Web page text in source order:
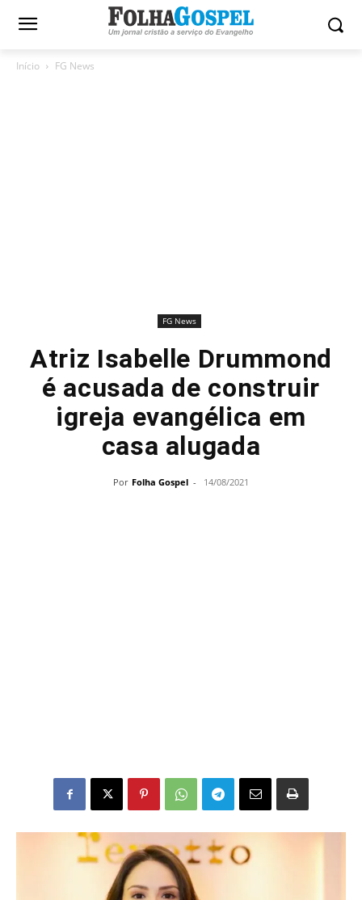
Início FG News
FG News
Atriz Isabelle Drummond
é acusada de construir
igreja evangélica em
casa alugada
Por Folha Gospel - 14/08/2021